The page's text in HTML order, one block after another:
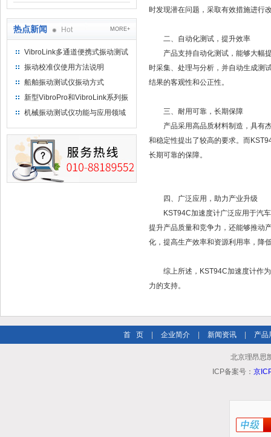
热点新闻 Hot MORE+
VibroLink多通道便携式振动测试
仪
振动校准仪使用方法说明
船舶振动测试仪振动方式
新型VibroPro和VibroLink系列振
动专业测试产品
机械振动测试仪功能与应用领域
时发现潜在问题，采取有效措施进行
二、自动化测试，提升效率
产品支持自动化测试，能够大幅提
时采集、处理与分析，并自动生成测
结果的客观性和公正性。
三、耐用可靠，长期保障
产品采用高品质材料制造，具有杰
和稳定性提出了较高的要求。而
长期可靠的保障。
四、广泛应用，助力产业升级
KST94C加速度计广泛应用于汽车
提升产品质量和竞争力，还能够推动
化，提高生产效率和资源利用率，降
综上所述，KST94C加速度计作为
力的支持。
首 页 企业简介 新闻资讯 产品
北京理昂思
ICP备案号： 京